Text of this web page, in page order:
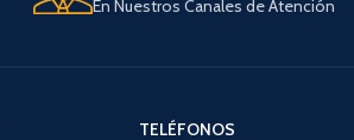
En Nuestros Canales de Atención
TELÉFONOS